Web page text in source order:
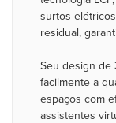
surtos
residual,
Seu design de
facilmente a
espaços com
assistentes